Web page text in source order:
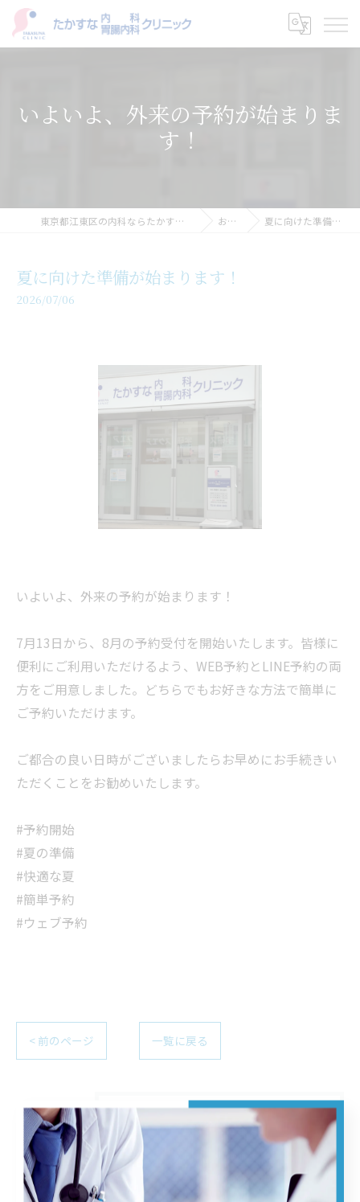
いよいよ、外来の予約が始まりま
す！
東京都江東区の内科ならたかすな内科・胃腸内科クリニック お知らせ 夏に向けた準備が始まります！
夏に向けた準備が始まります！
2026/07/06
いよいよ、外来の予約が始まります！
7月13日から、8月の予約受付を開始いたします。皆様に
便利にご利用いただけるよう、WEB予約とLINE予約の両
方をご用意しました。どちらでもお好きな方法で簡単に
ご予約いただけます。
ご都合の良い日時がございましたらお早めにお手続きい
ただくことをお勧めいたします。
#予約開始
#夏の準備
#快適な夏
#簡単予約
#ウェブ予約
< 前のページ 一覧に戻る
カテゴリー Categories
全てのカテゴリー
予防接種